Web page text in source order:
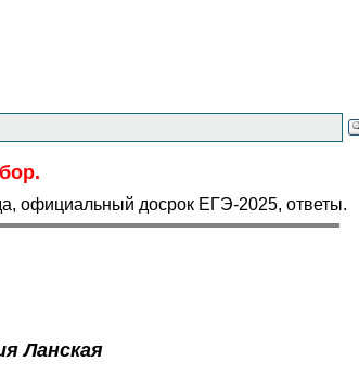
официальный досрок ЕГЭ-2025, ответы.
Ланская